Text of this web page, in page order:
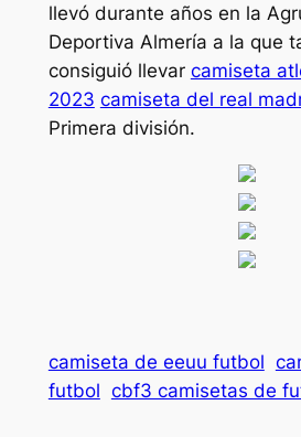
llevó durante años en la
Deportiva Almería a la que
consiguió llevar camiseta
2023 camiseta del real
Primera división.
camiseta de eeuu futbol
futbol cbf3 camisetas de